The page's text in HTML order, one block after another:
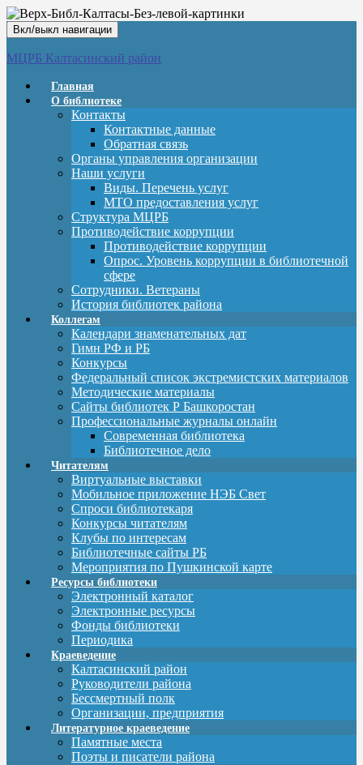
Вкл/выкл навигации
МЦРБ Калтасинский район
Главная
О библиотеке
Контакты
Контактные данные
Обратная связь
Органы управления организации
Наши услуги
Виды. Перечень услуг
МТО предоставления услуг
Структура МЦРБ
Противодействие коррупции
Противодействие коррупции
Опрос. Уровень коррупции в библиотечной
сфере
Сотрудники. Ветераны
История библиотек района
Коллегам
Календари знаменательных дат
Гимн РФ и РБ
Конкурсы
Федеральный список экстремистских материалов
Методические материалы
Сайты библиотек Р Башкоростан
Профессиональные журналы онлайн
Современная библиотека
Библиотечное дело
Читателям
Виртуальные выставки
Мобильное приложение НЭБ Свет
Спроси библиотекаря
Конкурсы читателям
Клубы по интересам
Библиотечные сайты РБ
Мероприятия по Пушкинской карте
Ресурсы библиотеки
Электронный каталог
Электронные ресурсы
Фонды библиотеки
Периодика
Краеведение
Калтасинский район
Руководители района
Бессмертный полк
Организации, предприятия
Литературное краеведение
Памятные места
Поэты и писатели района